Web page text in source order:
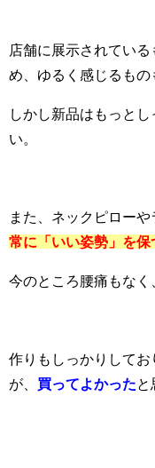
店舗に展示されてい
め、ゆるく感じるもの
しかし新品はもっと
い。
また、ネックピローや
常に「いい姿勢」を
今のところ腰痛もなく
作りもしっかりして
が、 買ってよかった と